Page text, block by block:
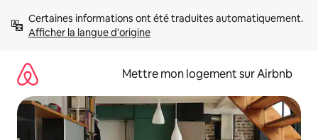
directement
Afficher la langue d'origine
Mettre mon logement sur Airbnb